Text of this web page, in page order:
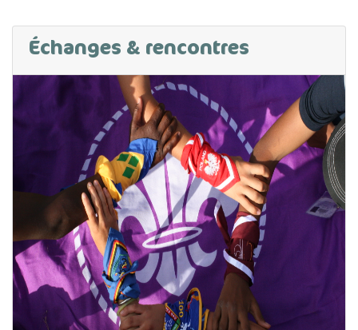
Échanges & rencontres